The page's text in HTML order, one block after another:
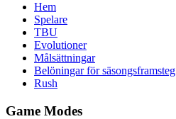
Hem
Spelare
TBU
Evolutioner
Målsättningar
Belöningar för säsongsframsteg
Rush
Game Modes